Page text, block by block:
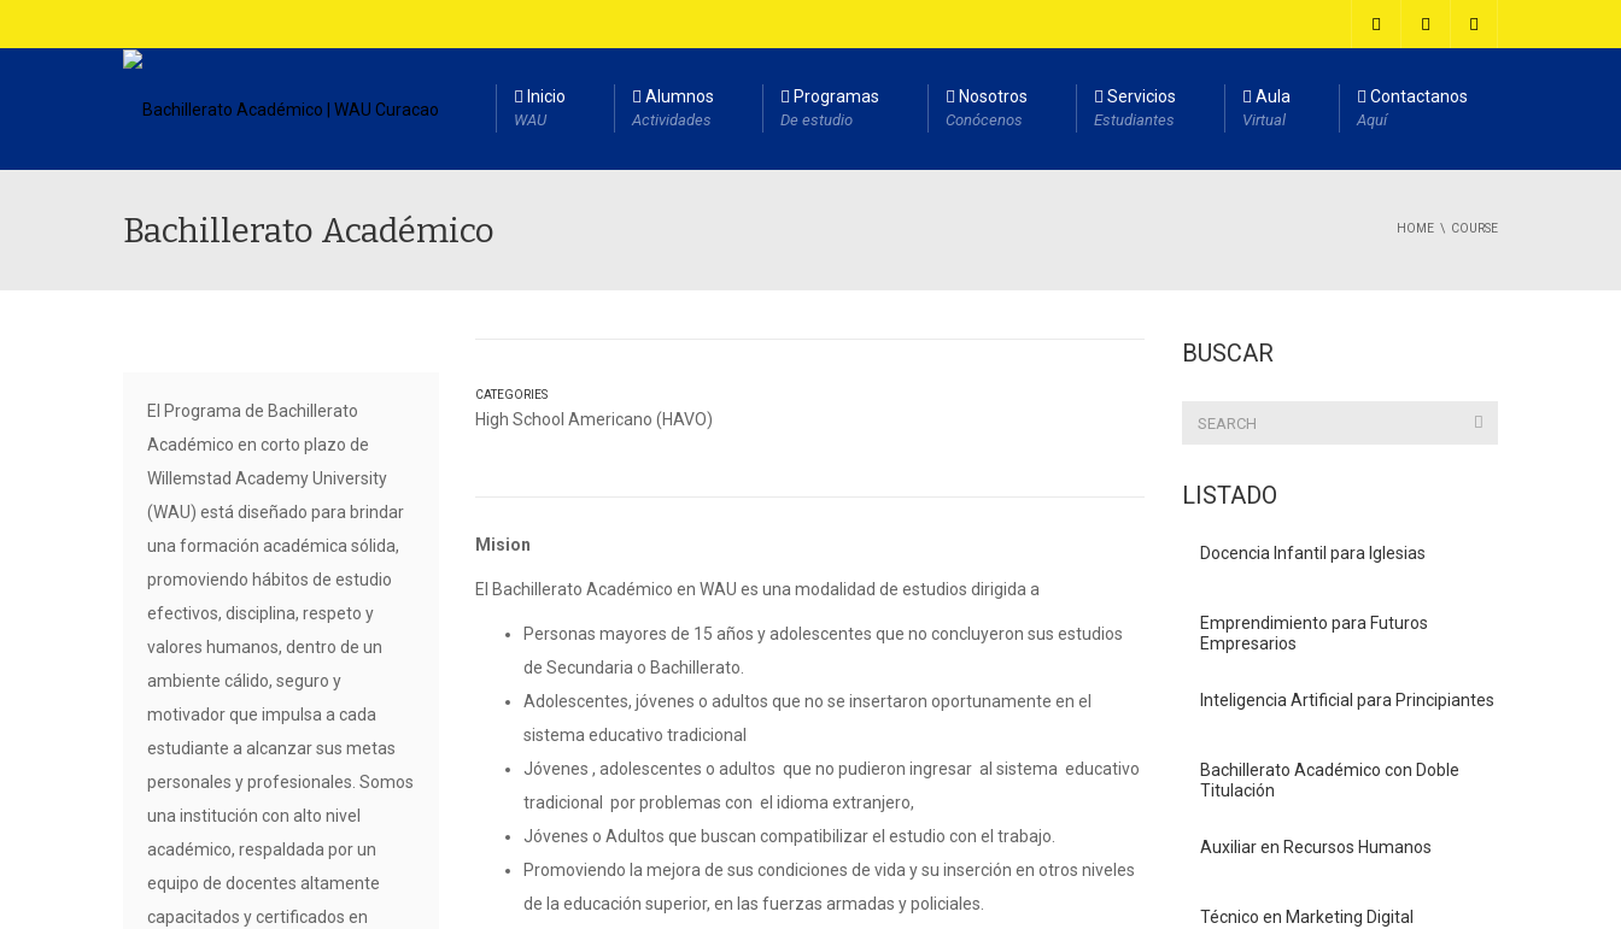
Inicio
WAU
Alumnos
Actividades
Programas
De estudio
Nosotros
Conócenos
Servicios
Estudiantes
Aula
Virtual
Contactanos
Aquí
Bachillerato Académico HOME COURSE
El Programa de Bachillerato
Académico en corto plazo de
Willemstad Academy University
(WAU) está diseñado para brindar
una formación académica sólida,
promoviendo hábitos de estudio
efectivos, disciplina, respeto y
valores humanos, dentro de un
ambiente cálido, seguro y
motivador que impulsa a cada
estudiante a alcanzar sus metas
personales y profesionales. Somos
una institución con alto nivel
académico, respaldada por un
equipo de docentes altamente
capacitados y certificados en
CATEGORIES
High School Americano (HAVO)
Mision
El Bachillerato Académico en WAU es una modalidad de estudios dirigida a
Personas mayores de 15 años y adolescentes que no concluyeron sus estudios
de Secundaria o Bachillerato.
Adolescentes, jóvenes o adultos que no se insertaron oportunamente en el
sistema educativo tradicional
Jóvenes , adolescentes o adultos que no pudieron ingresar al sistema educativo
tradicional por problemas con el idioma extranjero,
Jóvenes o Adultos que buscan compatibilizar el estudio con el trabajo.
Promoviendo la mejora de sus condiciones de vida y su inserción en otros niveles
de la educación superior, en las fuerzas armadas y policiales.
BUSCAR
LISTADO
Docencia Infantil para Iglesias
Emprendimiento para Futuros
Empresarios
Inteligencia Artificial para Principiantes
Bachillerato Académico con Doble
Titulación
Auxiliar en Recursos Humanos
Técnico en Marketing Digital